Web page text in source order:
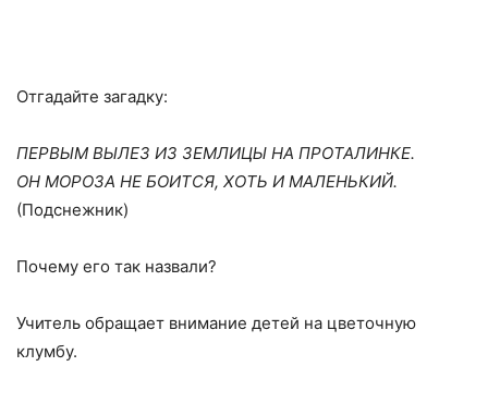
Отгадайте загадку:
ПЕРВЫМ ВЫЛЕЗ ИЗ ЗЕМЛИЦЫ НА ПРОТАЛИНКЕ.
ОН МОРОЗА НЕ БОИТСЯ, ХОТЬ И МАЛЕНЬКИЙ.
(Подснежник)
Почему его так назвали?
Учитель обращает внимание детей на цветочную
клумбу.